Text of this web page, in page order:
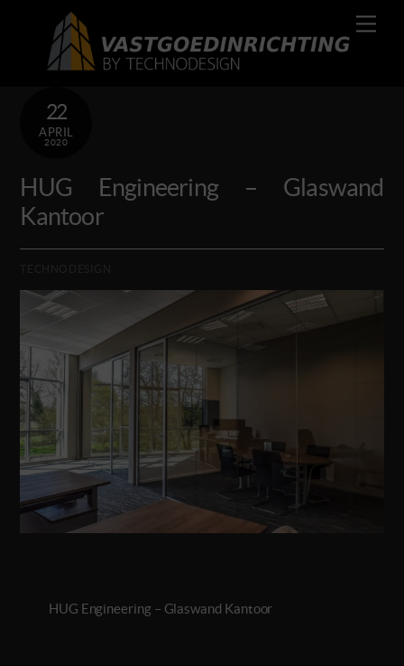
content
22
APRIL
2020
HUG Engineering – Glaswand
Kantoor
HUG Engineering – Glaswand Kantoor